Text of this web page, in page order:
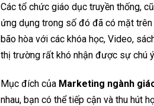
Các tổ chức giáo dục truyền thống,
ứng dụng trong số đó đã có mặt
bão hòa với các khóa học, Video,
thị trường rất khó nhận được sự chú
Mục đích của Marketing ngành
nhau, bạn có thể tiếp cận và thu hút